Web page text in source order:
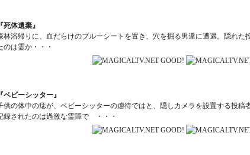
死体遺棄』
林浴帰りに、血だらけのブルーシートを置き、穴を掘る男達に遭遇。隠れた
のは霊か・・・
ベビーシッター』
供の体中の痣が、ベビーシッターの虐待ではと、隠しカメラを設置する投稿
録されたのは過激な霊障で ・・・